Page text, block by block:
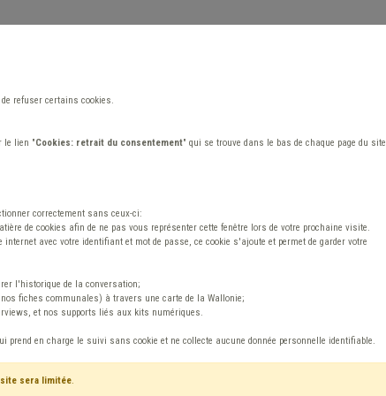
Outils Fiches communales L'ASBL
/ Actions
refuser certains cookies.
le lien "Cookies: retrait du consentement" qui se trouve dans le bas de chaque page du site
correctement sans ceux-ci:
de cookies afin de ne pas vous représenter cette fenêtre lors de votre prochaine visite.
avec votre identifiant et mot de passe, ce cookie s'ajoute et permet de garder votre
l'historique de la conversation;
fiches communales) à travers une carte de la Wallonie;
et nos supports liés aux kits numériques.
prend en charge le suivi sans cookie et ne collecte aucune donnée personnelle identifiable.
sera limitée.